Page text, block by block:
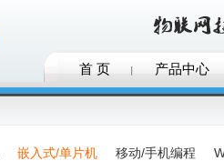
首 页 产品中心
嵌入式/单片机 移动/手机编程